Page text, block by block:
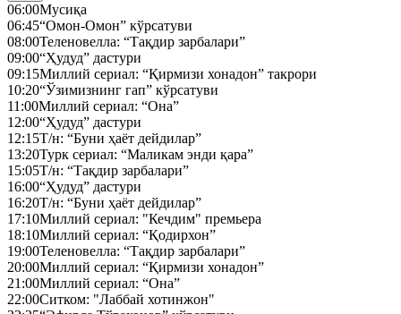
06:00Мусиқа
06:45“Омон-Омон” кўрсатуви
08:00Теленовелла: “Тақдир зарбалари”
09:00“Ҳудуд” дастури
09:15Миллий сериал: “Қирмизи хонадон” такрори
10:20“Ўзимизнинг гап” кўрсатуви
11:00Миллий сериал: “Она”
12:00“Ҳудуд” дастури
12:15Т/н: “Буни ҳаёт дейдилар”
13:20Турк сериал: “Маликам энди қара”
15:05Т/н: “Тақдир зарбалари”
16:00“Ҳудуд” дастури
16:20Т/н: “Буни ҳаёт дейдилар”
17:10Миллий сериал: "Кечдим" премьера
18:10Миллий сериал: “Қодирхон”
19:00Теленовелла: “Тақдир зарбалари”
20:00Миллий сериал: “Қирмизи хонадон”
21:00Миллий сериал: “Она”
22:00Ситком: "Лаббай хотинжон"